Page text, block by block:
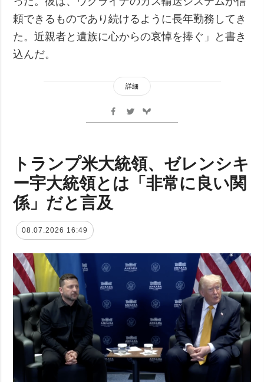
頼できるものであり続けるように長年勤務してき
た。近親者と遺族に心からの哀悼を捧ぐ」と書き
込んだ。
詳細
トランプ米大統領、ゼレンシキ
ー宇大統領とは「非常に良い関
係」だと言及
08.07.2026 16:49